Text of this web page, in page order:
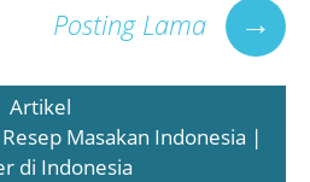
Posting Lama
→
Artikel
Masakan Indonesia |
di Indonesia